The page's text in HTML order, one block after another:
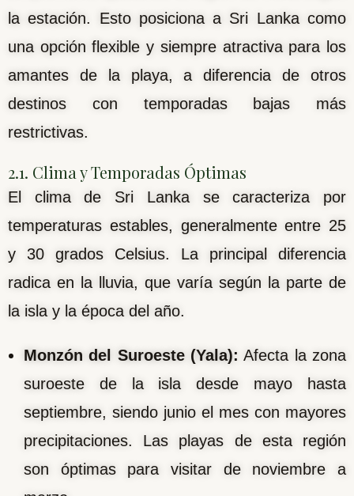
la estación. Esto posiciona a Sri Lanka como
una opción flexible y siempre atractiva para los
amantes de la playa, a diferencia de otros
destinos con temporadas bajas más
restrictivas.
2.1. Clima y Temporadas Óptimas
El clima de Sri Lanka se caracteriza por
temperaturas estables, generalmente entre 25
y 30 grados Celsius. La principal diferencia
radica en la lluvia, que varía según la parte de
la isla y la época del año.
Monzón del Suroeste (Yala): Afecta la zona
suroeste de la isla desde mayo hasta
septiembre, siendo junio el mes con mayores
precipitaciones. Las playas de esta región
son óptimas para visitar de noviembre a